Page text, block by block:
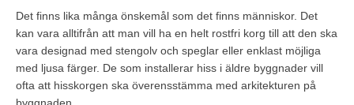
Det finns lika många önskemål som det finns människor. Det
kan vara alltifrån att man vill ha en helt rostfri korg till att den ska
vara designad med stengolv och speglar eller enklast möjliga
med ljusa färger. De som installerar hiss i äldre byggnader vill
ofta att hisskorgen ska överensstämma med arkitekturen på